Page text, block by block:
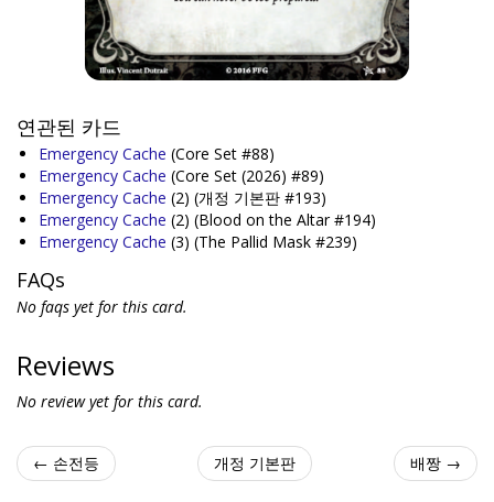
연관된 카드
Emergency Cache (Core Set #88)
Emergency Cache (Core Set (2026) #89)
Emergency Cache (2) (개정 기본판 #193)
Emergency Cache (2) (Blood on the Altar #194)
Emergency Cache (3) (The Pallid Mask #239)
FAQs
No faqs yet for this card.
Reviews
No review yet for this card.
← 손전등 개정 기본판 배짱 →